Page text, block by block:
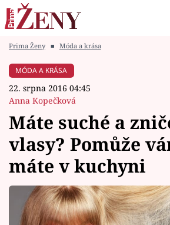
Módní alarm
Témata
Celebrity
Vztahy
Prima Ženy ■ Móda a krása
MÓDA A KRÁSA
22. srpna 2016 04:45
Anna Kopečková
Máte suché a
vlasy? Pomůže
máte v kuchyni